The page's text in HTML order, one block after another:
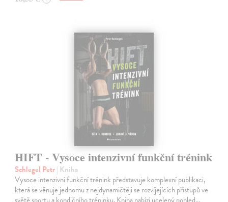
HIFT - Vysoce intenzivní funkční trénink
Schlegel Petr| Kniha
Vysoce intenzivní funkční trénink představuje komplexní publikaci,
která se věnuje jednomu z nejdynamičtěji se rozvíjejících přístupů ve